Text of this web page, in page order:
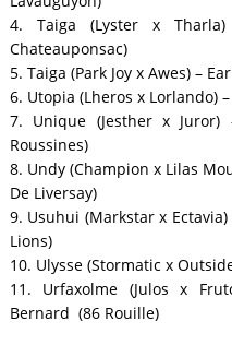
4. Taiga (Lyster x
Chateauponsac)
5. Taiga (Park Joy x Awes) –
6. Utopia (Lheros x Lorlando)
7. Unique (Jesther x
Roussines)
8. Undy (Champion x Lilas
De Liversay)
9. Usuhui (Markstar x
Lions)
10. Ulysse (Stormatic x
11. Urfaxolme (Julos x
Bernard (86 Rouille)